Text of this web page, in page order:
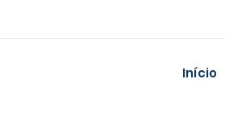
Início